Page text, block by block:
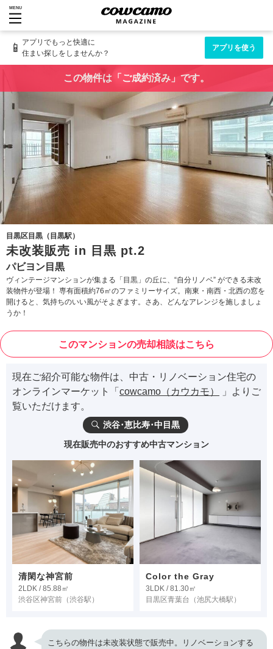
MENU
📱 アプリでもっと快適に
住まい探しをしませんか？
アプリを使う
この物件は「ご成約済み」です。
目黒区目黒（目黒駅）
未改装販売 in 目黒 pt.2
パビヨン目黒
ヴィンテージマンションが集まる「目黒」の丘に、“自分リノベ” ができる未改
装物件が登場！ 専有面積約76㎡のファミリーサイズ。南東・南西・北西の窓を
開けると、気持ちのいい風がそよぎます。さあ、どんなアレンジを施しましょ
うか！
このマンションの売却相談はこちら
現在ご紹介可能な物件は、中古・リノベーション住宅の
オンラインマーケット「 cowcamo（カウカモ）
」よりご
覧いただけます。
渋谷･恵比寿･中目黒
現在販売中のおすすめ中古マンション
清閑な神宮前
2LDK / 85.88㎡
渋谷区神宮前 （渋谷駅）
Color the Gray
3LDK / 81.30㎡
目黒区青葉台 （池尻大橋駅）
こちらの物件は未改装状態で販売中。リノベーションする